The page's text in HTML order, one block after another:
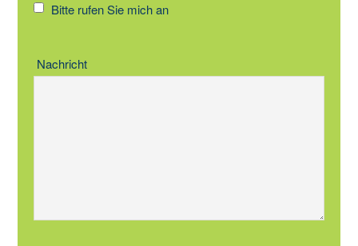
Bitte rufen Sie mich an
Nachricht